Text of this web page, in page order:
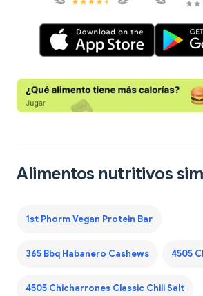
Alimentos nutritivos
1st Phorm Vegan Protein Bar
365 Bbq Habanero Cashews 4505
4505 Chicharrones Classic Chili Salt